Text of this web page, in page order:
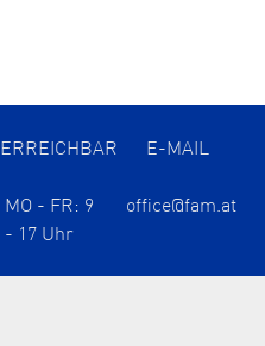
ERREICHBAR E-MAIL
MO - FR: 9
- 17 Uhr
office@fam.at